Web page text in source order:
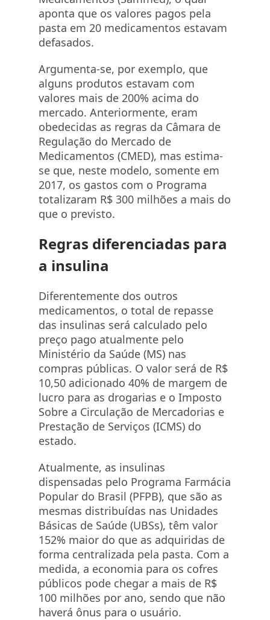
aponta que os valores pagos pela
pasta em 20 medicamentos estavam
defasados.
Argumenta-se, por exemplo, que
alguns produtos estavam com
valores mais de 200% acima do
mercado. Anteriormente, eram
obedecidas as regras da Câmara de
Regulação do Mercado de
Medicamentos (CMED), mas estima-
se que, neste modelo, somente em
2017, os gastos com o Programa
totalizaram R$ 300 milhões a mais do
que o previsto.
Regras diferenciadas para
a insulina
Diferentemente dos outros
medicamentos, o total de repasse
das insulinas será calculado pelo
preço pago atualmente pelo
Ministério da Saúde (MS) nas
compras públicas. O valor será de R$
10,50 adicionado 40% de margem de
lucro para as drogarias e o Imposto
Sobre a Circulação de Mercadorias e
Prestação de Serviços (ICMS) do
estado.
Atualmente, as insulinas
dispensadas pelo Programa Farmácia
Popular do Brasil (PFPB), que são as
mesmas distribuídas nas Unidades
Básicas de Saúde (UBSs), têm valor
152% maior do que as adquiridas de
forma centralizada pela pasta. Com a
medida, a economia para os cofres
públicos pode chegar a mais de R$
100 milhões por ano, sendo que não
haverá ônus para o usuário.